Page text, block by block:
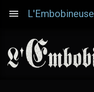
principal
L'Embobineuse